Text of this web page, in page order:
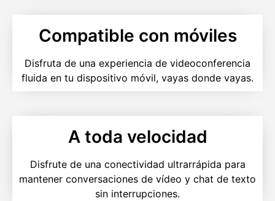
Compatible con móviles
Disfruta de una experiencia de videoconferencia
fluida en tu dispositivo móvil, vayas donde vayas.
A toda velocidad
Disfrute de una conectividad ultrarrápida para
mantener conversaciones de vídeo y chat de texto
sin interrupciones.